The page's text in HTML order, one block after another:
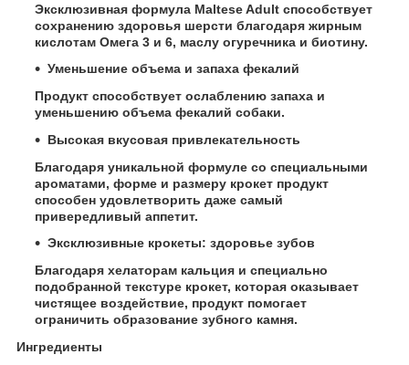
Эксклюзивная формула Maltese Adult способствует
сохранению здоровья шерсти благодаря жирным
кислотам Омега 3 и 6, маслу огуречника и биотину.
Уменьшение объема и запаха фекалий
Продукт способствует ослаблению запаха и
уменьшению объема фекалий собаки.
Высокая вкусовая привлекательность
Благодаря уникальной формуле со специальными
ароматами, форме и размеру крокет продукт
способен удовлетворить даже самый
привередливый аппетит.
Эксклюзивные крокеты: здоровье зубов
Благодаря хелаторам кальция и специально
подобранной текстуре крокет, которая оказывает
чистящее воздействие, продукт помогает
ограничить образование зубного камня.
Ингредиенты